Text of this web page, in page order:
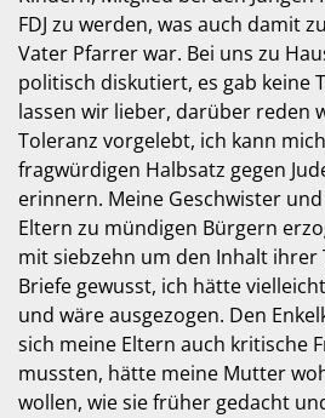
FDJ zu werden, was auch damit
Vater Pfarrer war. Bei uns zu
politisch diskutiert, es gab keine
lassen wir lieber, darüber reden
Toleranz vorgelebt, ich kann
fragwürdigen Halbsatz gegen
erinnern. Meine Geschwister
Eltern zu mündigen Bürgern
mit siebzehn um den Inhalt ihrer
Briefe gewusst, ich hätte
und wäre ausgezogen. Den
sich meine Eltern auch kritische
mussten, hätte meine Mutter
wollen, wie sie früher gedacht